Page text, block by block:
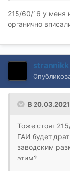
215/60/16 у меня
органично
strannikk
В
Тоже стоят
ГАИ будет
заводским
этим?